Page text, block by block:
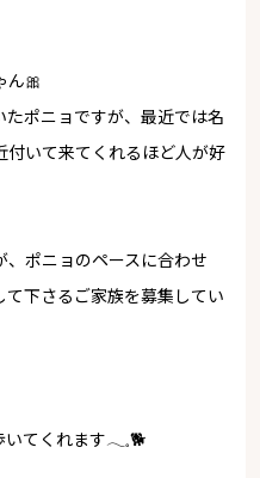
ん🎀
ポニョですが、最近では名
いて来てくれるほど人が好
ポニョのペースに合わせ
下さるご家族を募集してい
いてくれます𓂃𓈒🐕